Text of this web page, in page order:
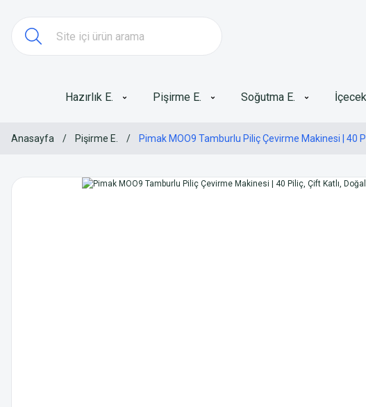
Hazırlık E. Pişirme E. Soğutma E.
Anasayfa Pişirme E. Pimak MOO9 Tamburlu Piliç Çevirme Makinesi | 40